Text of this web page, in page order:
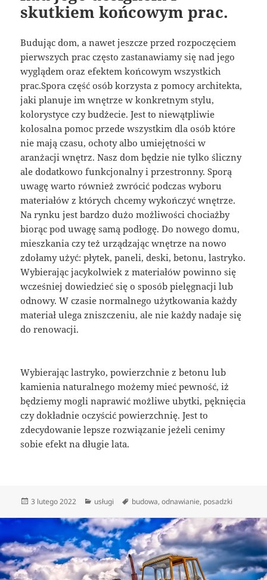
skutkiem końcowym prac.
Budując dom, a nawet jeszcze przed rozpoczęciem
pierwszych prac często zastanawiamy się nad jego
wyglądem oraz efektem końcowym wszystkich
prac.Spora część osób korzysta z pomocy architekta,
jaki planuje im wnętrze w konkretnym stylu,
kolorystyce czy budżecie. Jest to niewątpliwie
kolosalna pomoc przede wszystkim dla osób które
nie mają czasu, ochoty albo umiejętności w
aranżacji wnętrz. Nasz dom będzie nie tylko śliczny
ale dodatkowo funkcjonalny i przestronny. Sporą
uwagę warto również zwrócić podczas wyboru
materiałów z których chcemy wykończyć wnętrze.
Na rynku jest bardzo dużo możliwości chociażby
biorąc pod uwagę samą podłogę. Do nowego domu,
mieszkania czy też urządzając wnętrze na nowo
zdołamy użyć: płytek, paneli, deski, betonu, lastryko.
Wybierając jacykolwiek z materiałów powinno się
wcześniej dowiedzieć się o sposób pielęgnacji lub
odnowy. W czasie normalnego użytkowania każdy
materiał ulega zniszczeniu, ale nie każdy nadaje się
do renowacji.
Wybierając lastryko, powierzchnie z betonu lub
kamienia naturalnego możemy mieć pewność, iż
będziemy mogli naprawić możliwe ubytki, pęknięcia
czy dokładnie oczyścić powierzchnię. Jest to
zdecydowanie lepsze rozwiązanie jeżeli cenimy
sobie efekt na długie lata.
Data
3 lutego 2022 Kategorie
usługi Tagi
budowa,odnawianie, posadzki